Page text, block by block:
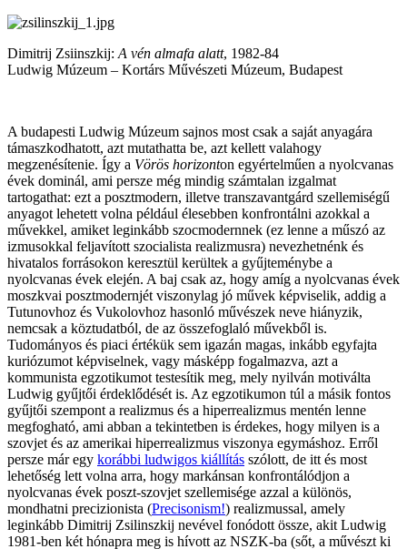
Dimitrij Zsiinszkij: A vén almafa alatt, 1982-84
Ludwig Múzeum – Kortárs Művészeti Múzeum, Budapest
A budapesti Ludwig Múzeum sajnos most csak a saját anyagára
támaszkodhatott, azt mutathatta be, azt kellett valahogy
megzenésítenie. Így a Vörös horizonton egyértelműen a nyolcvanas
évek dominál, ami persze még mindig számtalan izgalmat
tartogathat: ezt a posztmodern, illetve transzavantgárd szellemiségű
anyagot lehetett volna például élesebben konfrontálni azokkal a
művekkel, amiket leginkább szocmodernnek (ez lenne a műszó az
izmusokkal feljavított szocialista realizmusra) nevezhetnénk és
hivatalos forrásokon keresztül kerültek a gyűjteménybe a
nyolcvanas évek elején. A baj csak az, hogy amíg a nyolcvanas évek
moszkvai posztmodernjét viszonylag jó művek képviselik, addig a
Tutunovhoz és Vukolovhoz hasonló művészek neve hiányzik,
nemcsak a köztudatból, de az összefoglaló művekből is.
Tudományos és piaci értékük sem igazán magas, inkább egyfajta
kuriózumot képviselnek, vagy másképp fogalmazva, azt a
kommunista egzotikumot testesítik meg, mely nyilván motiválta
Ludwig gyűjtői érdeklődését is. Az egzotikumon túl a másik fontos
gyűjtői szempont a realizmus és a hiperrealizmus mentén lenne
megfogható, ami abban a tekintetben is érdekes, hogy milyen is a
szovjet és az amerikai hiperrealizmus viszonya egymáshoz. Erről
persze már egy korábbi ludwigos kiállítás szólott, de itt és most
lehetőség lett volna arra, hogy markánsan konfrontálódjon a
nyolcvanas évek poszt-szovjet szellemisége azzal a különös,
mondhatni precizionista (Precisonism!) realizmussal, amely
leginkább Dimitrij Zsilinszkij nevével fonódott össze, akit Ludwig
1981-ben két hónapra meg is hívott az NSZK-ba (sőt, a művészt ki